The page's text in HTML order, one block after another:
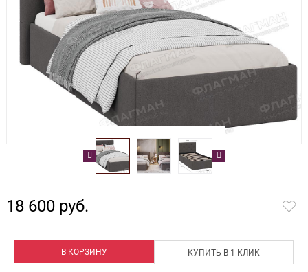
18 600 руб.
В КОРЗИНУ КУПИТЬ В 1 КЛИК